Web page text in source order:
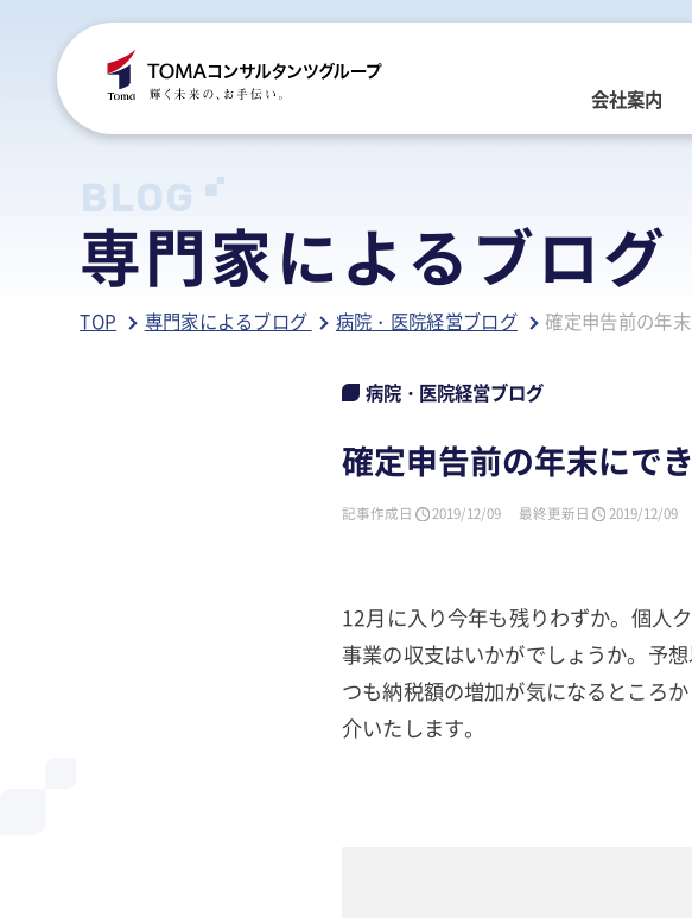
会社案内
ご挨拶
グループ企業
税務・会計・監査
国際税務・海外進出
人事・労務
相続
経営・財務
人事・労務
事業承継・相続
税務・会計ブログ
行政書士業務ブログ
人事・労務ブログ
相続ブログ
BLOG
専門家によるブログ
TOP 専門家によるブログ 病院・医院経営ブログ 確定申告前の年
病院・医院経営ブログ
確定申告前の年末にで
記事作成日 2019/12/09 最終更新日 2019/12/09
12月に入り今年も残りわずか。個人
事業の収支はいかがでしょうか。予
つも納税額の増加が気になるところ
介いたします。